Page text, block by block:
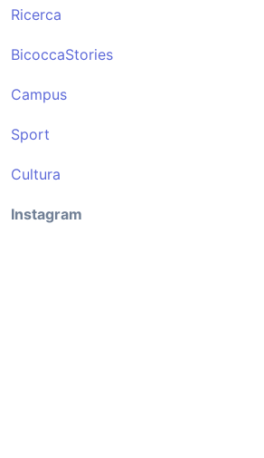
Ricerca
BicoccaStories
Campus
Sport
Cultura
Instagram